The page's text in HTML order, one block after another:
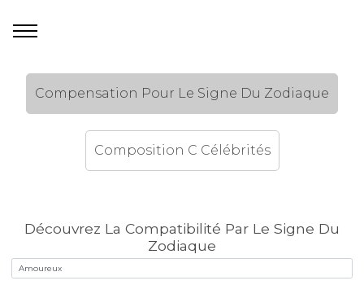
Compensation Pour Le Signe Du Zodiaque
Composition C Célébrités
Découvrez La Compatibilité Par Le Signe Du
Zodiaque